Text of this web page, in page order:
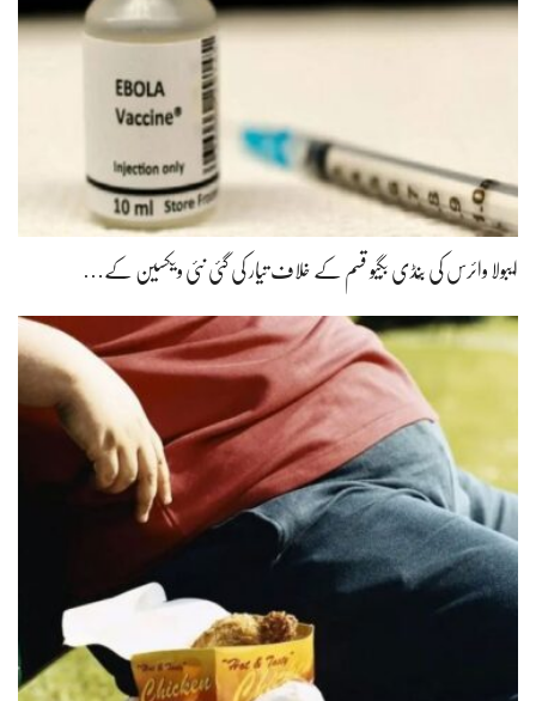
ایبولا وائرس کی بُنڈی بُگیو قسم کے خلاف تیار کی گئی نئی ویکسین کے…